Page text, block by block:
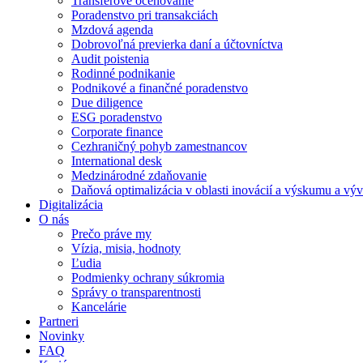
Poradenstvo pri transakciách
Mzdová agenda
Dobrovoľná previerka daní a účtovníctva
Audit poistenia
Rodinné podnikanie
Podnikové a finančné poradenstvo
Due diligence
ESG poradenstvo
Corporate finance
Cezhraničný pohyb zamestnancov
International desk
Medzinárodné zdaňovanie
Daňová optimalizácia v oblasti inovácií a výskumu a
Digitalizácia
O nás
Prečo práve my
Vízia, misia, hodnoty
Ľudia
Podmienky ochrany súkromia
Správy o transparentnosti
Kancelárie
Partneri
Novinky
FAQ